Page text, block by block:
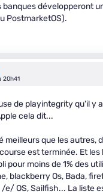
banques développeront
PostmarketOS).
20h41
de playintegrity qu'il y
cela dit...
meilleurs que les autres,
est terminée. Et
pour moins de 1% des
blackberry Os, Bada,
e/ OS, Sailfish... La liste